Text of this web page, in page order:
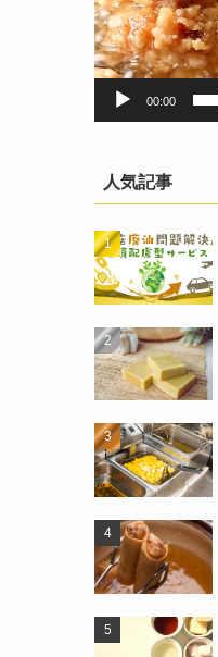
00:00
人気記事